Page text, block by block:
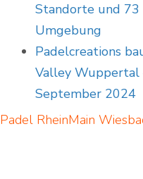
Standorte und 73
Umgebung
Padelcreations
Valley Wuppertal
September 2024
Padel RheinMain